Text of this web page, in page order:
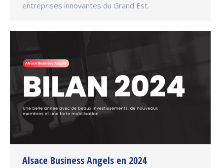
entreprises innovantes du Grand Est.
Alsace Business Angels en 2024